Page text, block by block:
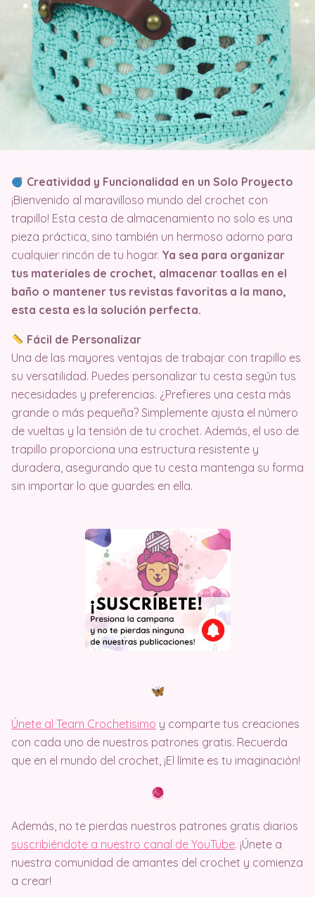
Creatividad y Funcionalidad en un Solo Proyecto
¡Bienvenido al maravilloso mundo del crochet con
trapillo! Esta cesta de almacenamiento no solo es una
pieza práctica, sino también un hermoso adorno para
cualquier rincón de tu hogar. Ya sea para organizar
tus materiales de crochet, almacenar toallas en el
baño o mantener tus revistas favoritas a la mano,
esta cesta es la solución perfecta.
Fácil de Personalizar
Una de las mayores ventajas de trabajar con trapillo es
su versatilidad. Puedes personalizar tu cesta según tus
necesidades y preferencias. ¿Prefieres una cesta más
grande o más pequeña? Simplemente ajusta el número
de vueltas y la tensión de tu crochet. Además, el uso de
trapillo proporciona una estructura resistente y
duradera, asegurando que tu cesta mantenga su forma
sin importar lo que guardes en ella.
Únete al Team Crochetisimo y comparte tus creaciones
con cada uno de nuestros patrones gratis. Recuerda
que en el mundo del crochet, ¡El límite es tu imaginación!
Además, no te pierdas nuestros patrones gratis diarios
suscribiéndote a nuestro canal de YouTube. ¡Únete a
nuestra comunidad de amantes del crochet y comienza
a crear!